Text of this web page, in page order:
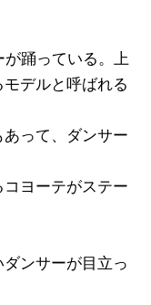
が踊っている。上
デルと呼ばれる
って、ダンサー
ヨーテがステー
ンサーが目立っ